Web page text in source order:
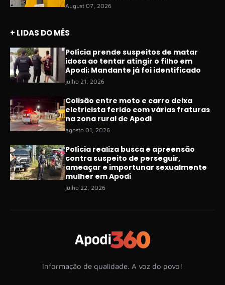
August 07, 2026
+ LIDAS DO MÊS
Polícia prende suspeitos de matar
idosa ao tentar atingir o filho em
Apodi; Mandante já foi identificado
julho 21, 2026
Colisão entre moto e carro deixa
eletricista ferido com várias fraturas
na zona rural de Apodi
agosto 01, 2026
Polícia realiza busca e apreensão
contra suspeito de perseguir,
ameaçar e importunar sexualmente
mulher em Apodi
julho 22, 2026
Informação de qualidade. A voz do povo!